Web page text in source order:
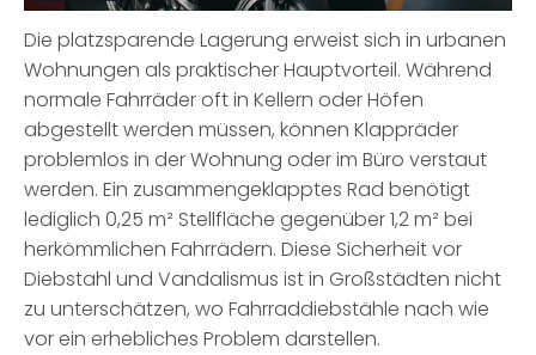
Die platzsparende Lagerung erweist sich in urbanen
Wohnungen als praktischer Hauptvorteil. Während
normale Fahrräder oft in Kellern oder Höfen
abgestellt werden müssen, können Klappräder
problemlos in der Wohnung oder im Büro verstaut
werden. Ein zusammengeklapptes Rad benötigt
lediglich 0,25 m² Stellfläche gegenüber 1,2 m² bei
herkömmlichen Fahrrädern. Diese Sicherheit vor
Diebstahl und Vandalismus ist in Großstädten nicht
zu unterschätzen, wo Fahrraddiebstähle nach wie
vor ein erhebliches Problem darstellen.